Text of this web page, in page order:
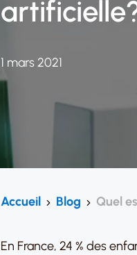
1 mars 2021
Accueil Blog Quel
En France, 24 % des